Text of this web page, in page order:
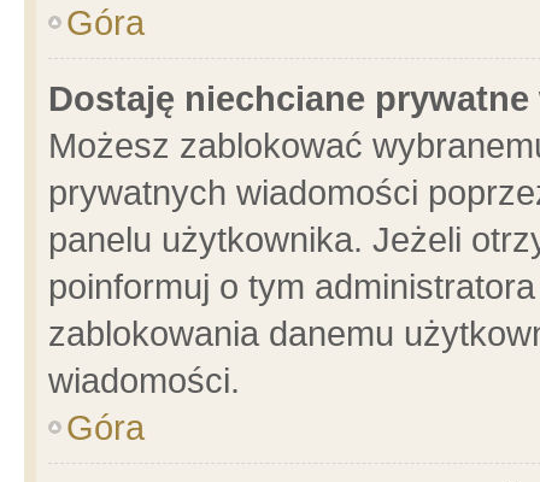
Góra
Dostaję niechciane
Możesz zablokować
prywatnych wiadomości
panelu użytkownika. Jeżeli
poinformuj o tym
zablokowania danemu
wiadomości.
Góra